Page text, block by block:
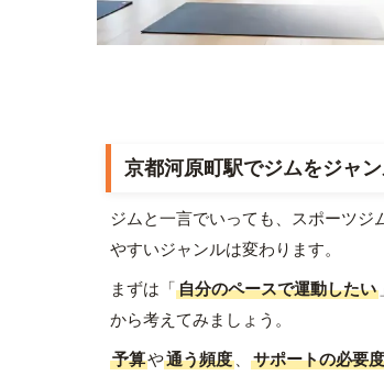
京都河原町駅でジムをジャ
ジムと一言でいっても、スポーツ
やすいジャンルは変わります。
まずは「自分のペースで運動したい
から考えてみましょう。
予算や通う頻度 、 サポートの必要度